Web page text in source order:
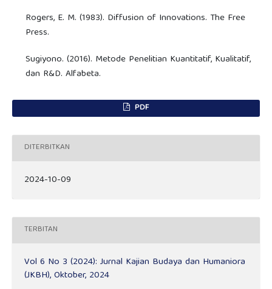
Rogers, E. M. (1983). Diffusion of Innovations. The Free
Press.
Sugiyono. (2016). Metode Penelitian Kuantitatif, Kualitatif,
dan R&D. Alfabeta.
PDF
DITERBITKAN
2024-10-09
TERBITAN
Vol 6 No 3 (2024): Jurnal Kajian Budaya dan Humaniora
(JKBH), Oktober, 2024